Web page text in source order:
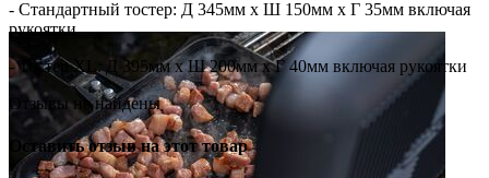
- Стандартный тостер: Д 345мм х Ш 150мм х Г 35мм включая
рукоятки
- Тостер XL: Д 395мм х Ш 200мм х Г 40мм включая рукоятки
Отзывы не найдены
Оставить отзыв на этот товар